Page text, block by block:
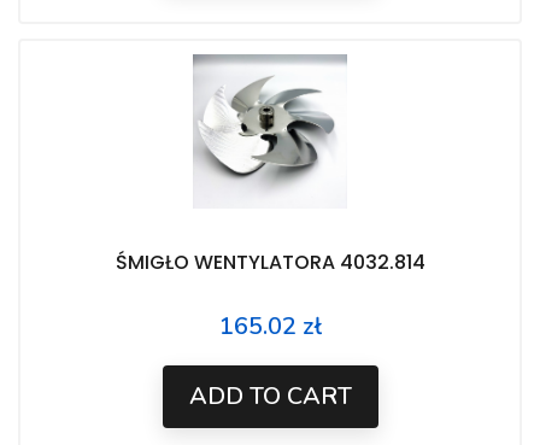
ŚMIGŁO WENTYLATORA 4032.814
Price
165.02 zł
ADD TO CART